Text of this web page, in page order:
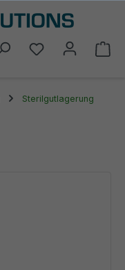
Du hast 0
Sterilgutlagerung